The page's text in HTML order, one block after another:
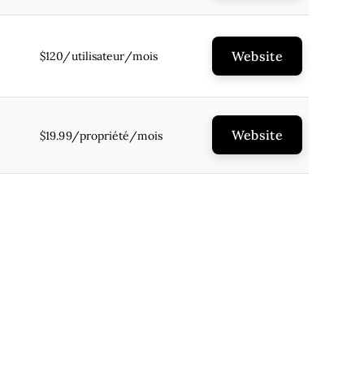
$120/utilisateur/mois Website
$19.99/propriété/mois Website